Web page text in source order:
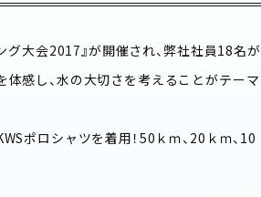
大会2017』が開催され、弊社社員18名が
感し、水の大切さを考えることがテーマ
ポロシャツを着用！50ｋｍ、20ｋｍ、10